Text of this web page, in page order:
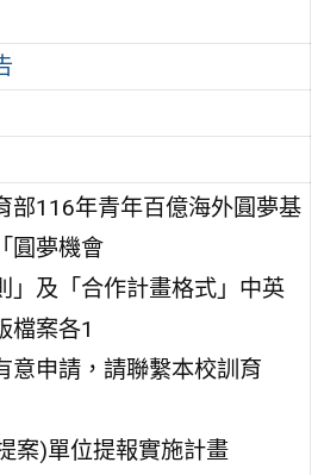
部116年青年百億海外圓夢基
圓夢機會
」及「合作計畫格式」中英
檔案各1
意申請，請聯繫本校訓育
案)單位提報實施計畫